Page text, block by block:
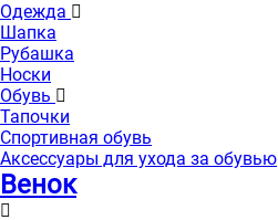
Одежда
Шапка
Рубашка
Носки
Обувь
Тапочки
Спортивная обувь
Аксессуары для ухода за обувью
Венок